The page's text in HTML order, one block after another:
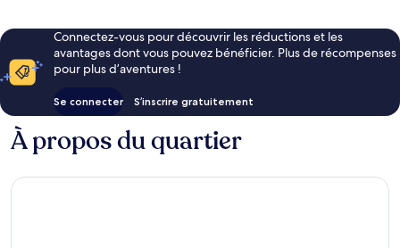
Connectez-vous pour découvrir les réductions et les
avantages dont vous pouvez bénéficier. Plus de récompenses
pour plus d’aventures !
Se connecter S’inscrire gratuitement
À propos du quartier